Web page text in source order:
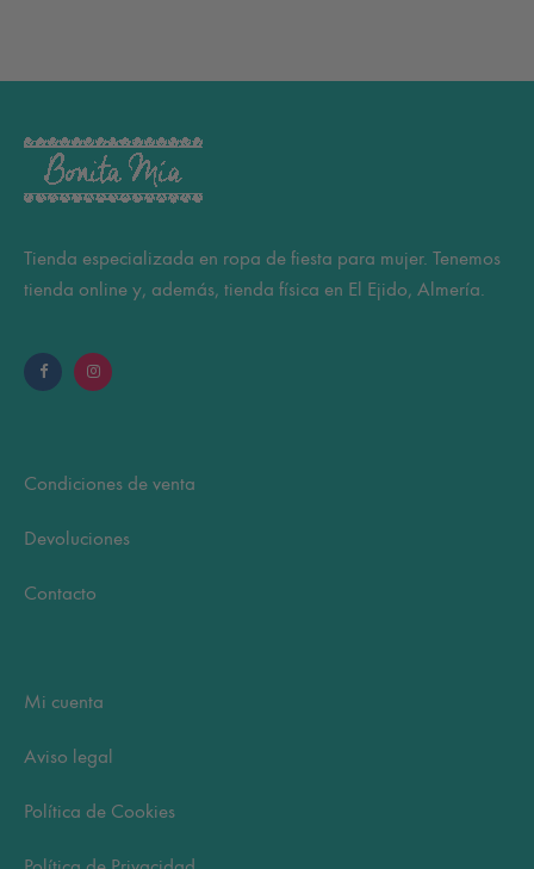
Tienda especializada en ropa de fiesta para mujer. Tenemos
tienda online y, además, tienda física en El Ejido, Almería.
Condiciones de venta
Devoluciones
Contacto
Mi cuenta
Aviso legal
Política de Cookies